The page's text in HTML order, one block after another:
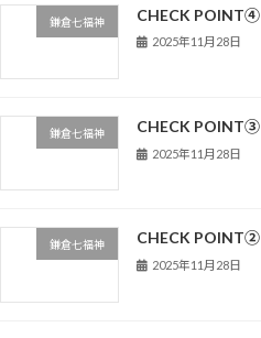
鎌倉七福神 CHECK POINT④
2025年11月28日
鎌倉七福神 CHECK POINT③
2025年11月28日
鎌倉七福神 CHECK POINT②
2025年11月28日